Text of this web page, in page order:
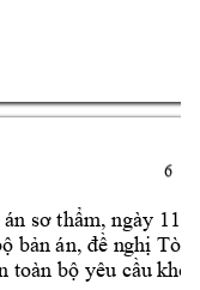
6
án sơ thẩm, ngày 11/
ộ bản án, đề nghị Tòa
toàn bộ yêu cầu khở